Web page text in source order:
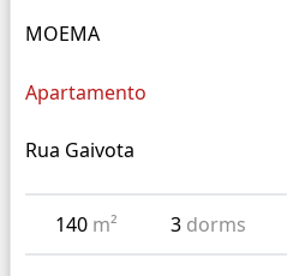
MOEMA
Apartamento
Rua Gaivota
140 m² 3 dorms